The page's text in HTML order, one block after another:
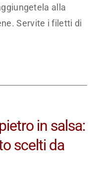
alla
Servite i filetti di
in salsa:
scelti da